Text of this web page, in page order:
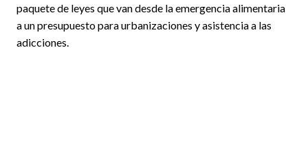
paquete de leyes que van desde la emergencia alimentaria
a un presupuesto para urbanizaciones y asistencia a las
adicciones.